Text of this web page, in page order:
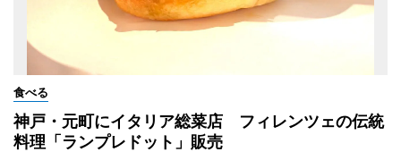
食べる
神戸・元町にイタリア総菜店 フィレンツェの伝統
料理「ランプレドット」販売